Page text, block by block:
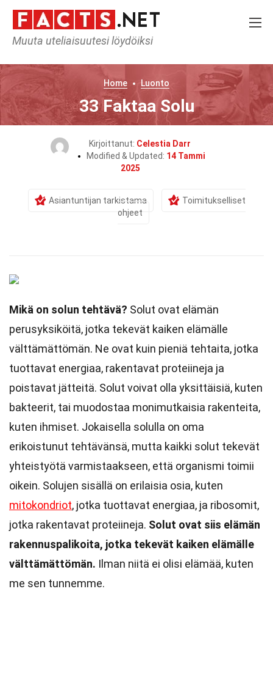
Muuta uteliaisuutesi löydöiksi
Home Luonto
33 Faktaa Solu
Kirjoittanut: Celestia Darr
Modified & Updated: 14 Tammi
2025
Asiantuntijan tarkistama
Toimitukselliset
ohjeet
Mikä on solun tehtävä? Solut ovat elämän
perusyksiköitä, jotka tekevät kaiken elämälle
välttämättömän. Ne ovat kuin pieniä tehtaita, jotka
tuottavat energiaa, rakentavat proteiineja ja
poistavat jätteitä. Solut voivat olla yksittäisiä, kuten
bakteerit, tai muodostaa monimutkaisia rakenteita,
kuten ihmiset. Jokaisella solulla on oma
erikoistunut tehtävänsä, mutta kaikki solut tekevät
yhteistyötä varmistaakseen, että organismi toimii
oikein. Solujen sisällä on erilaisia osia, kuten
mitokondriot, jotka tuottavat energiaa, ja ribosomit,
jotka rakentavat proteiineja. Solut ovat siis elämän
rakennuspalikoita, jotka tekevät kaiken elämälle
välttämättömän. Ilman niitä ei olisi elämää, kuten
me sen tunnemme.